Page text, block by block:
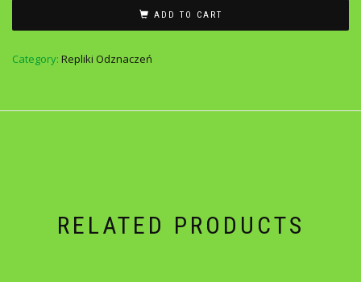
ADD TO CART
Category: Repliki Odznaczeń
RELATED PRODUCTS